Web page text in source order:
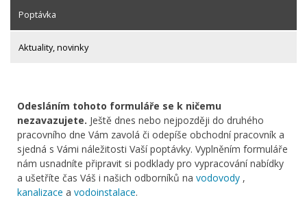
Poptávka
Aktuality, novinky
Odesláním tohoto formuláře se k ničemu
nezavazujete. Ještě dnes nebo nejpozději do druhého
pracovního dne Vám zavolá či odepíše obchodní pracovník a
sjedná s Vámi náležitosti Vaší poptávky. Vyplněním formuláře
nám usnadníte připravit si podklady pro vypracování nabídky
a ušetříte čas Váš i našich odborníků na vodovody ,
kanalizace a vodoinstalace.